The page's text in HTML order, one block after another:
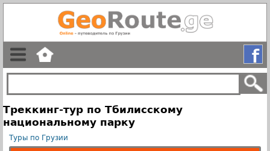
Треккинг-тур по Тбилисскому
национальному парку
Туры по Грузии